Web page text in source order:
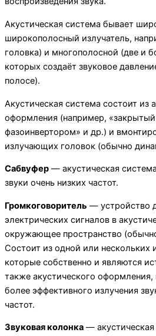
Акустическая система бывает
широкополосный излучатель,
головка) и многополосной (две и
которых создаёт звуковое
полосе).
Акустическая система состоит из
оформления (например,
фазоинвертором» и др.) и
излучающих головок (обычно
Сабвуфер — акустическая
звуки очень низких частот.
Громкоговоритель — устройство
электрических сигналов в
окружающее пространство
Состоит из одной или нескольких
которые собственно и являются
также акустического
более эффективного излучения
частот.
Звуковая колонка —